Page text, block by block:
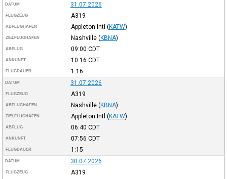
DATUM 31.07.2026
FLUGZEUG A319
ABFLUGHAFEN Appleton Intl (KATW)
ZIELFLUGHAFEN Nashville (KBNA)
ABFLUG 09:00 CDT
ANKUNFT 10:16 CDT
FLUGDAUER 1:16
DATUM 31.07.2026
FLUGZEUG A319
ABFLUGHAFEN Nashville (KBNA)
ZIELFLUGHAFEN Appleton Intl (KATW)
ABFLUG 06:40 CDT
ANKUNFT 07:56 CDT
FLUGDAUER 1:15
DATUM 30.07.2026
FLUGZEUG A319